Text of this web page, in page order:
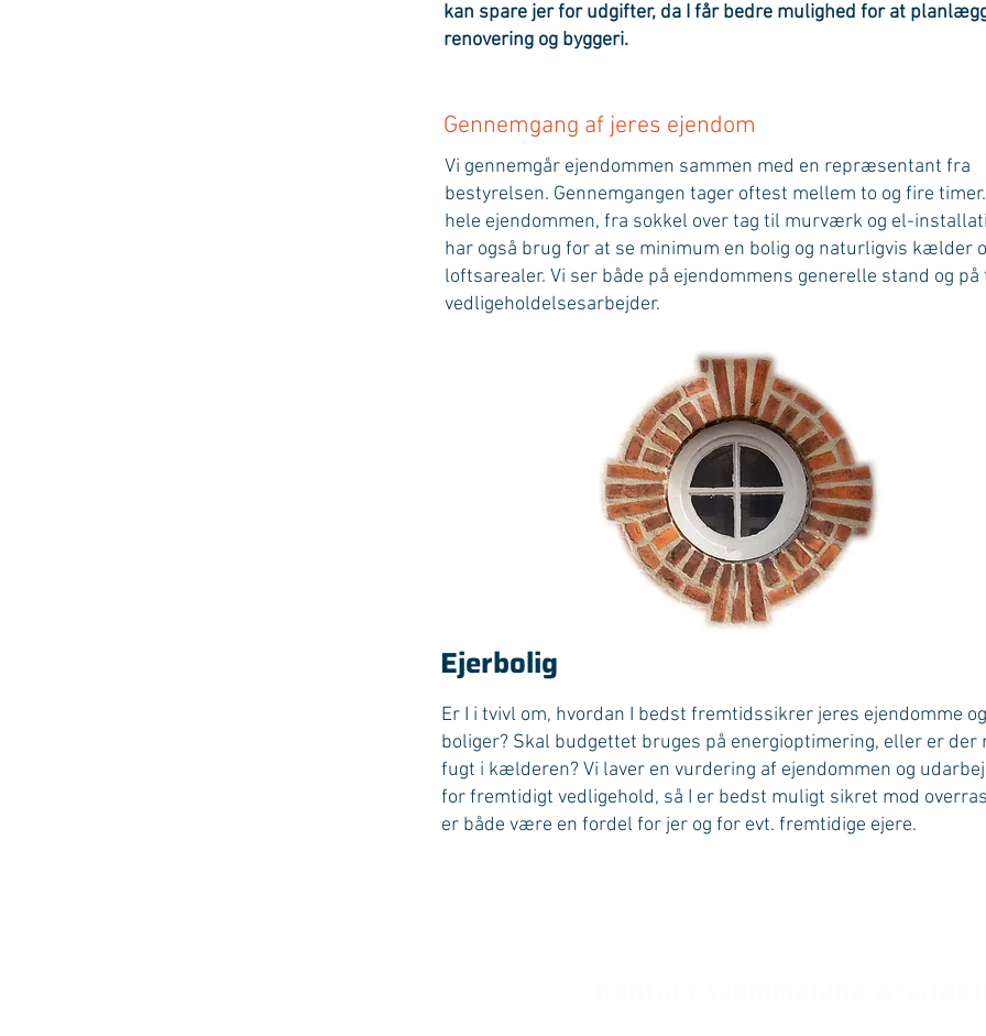
kan spare jer for udgifter, da I får bedre mulighed for at
renovering og byggeri.
Gennemgang af jeres ejendom
Vi gennemgår ejendommen sammen med en repræsentant fra
bestyrelsen. Gennemgangen tager oftest mellem to og fire
hele ejendommen, fra sokkel over tag til murværk og el-
har også brug for at se minimum en bolig og naturligvis kælder
loftsarealer. Vi ser både på ejendommens generelle stand og
vedligeholdelsesarbejder.
Ejerbolig
Er I i tvivl om, hvordan I bedst fremtidssikrer jeres ejendomme
boliger? Skal budgettet bruges på energioptimering, eller er der
fugt i kælderen? Vi laver en vurdering af ejendommen og
for fremtidigt vedligehold, så I er bedst muligt sikret mod
er både være en fordel for jer og for evt. fremtidige ejere.